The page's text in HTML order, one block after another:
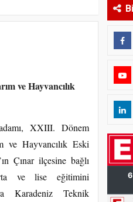
ve Hayvancılık
XXIII. Dönem
ve Hayvancılık Eski
Çınar ilçesine bağlı
ve lise eğitimini
Karadeniz Teknik